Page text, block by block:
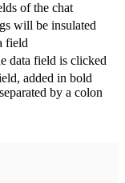
of the chat
will be insulated
field
data field is clicked
added in bold
by a colon